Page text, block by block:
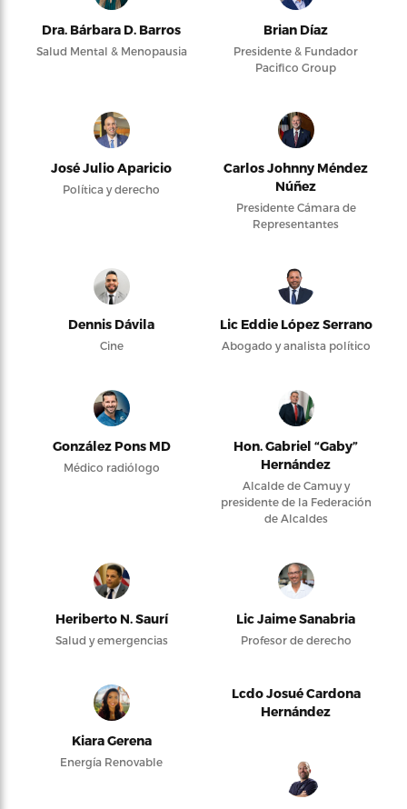
Dra. Bárbara D. Barros
Salud Mental & Menopausia
Brian Díaz
Presidente & Fundador
Pacifico Group
José Julio Aparicio
Política y derecho
Carlos Johnny Méndez
Núñez
Presidente Cámara de
Representantes
Dennis Dávila
Cine
Lic Eddie López Serrano
Abogado y analista político
González Pons MD
Médico radiólogo
Hon. Gabriel “Gaby”
Hernández
Alcalde de Camuy y
presidente de la Federación
de Alcaldes
Heriberto N. Saurí
Salud y emergencias
Lic Jaime Sanabria
Profesor de derecho
Kiara Gerena
Energía Renovable
Lcdo Josué Cardona
Hernández